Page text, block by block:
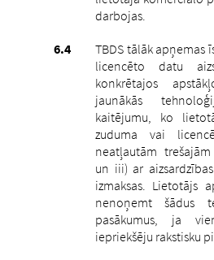
darbojas.
TBDS tālāk apņemas
licencēto datu
konkrētajos
jaunākās
kaitējumu, ko
zuduma vai
neatļautām
un iii) ar
izmaksas. Lietotājs
nenoņemt šādus
pasākumus, ja
iepriekšēju rakstisku